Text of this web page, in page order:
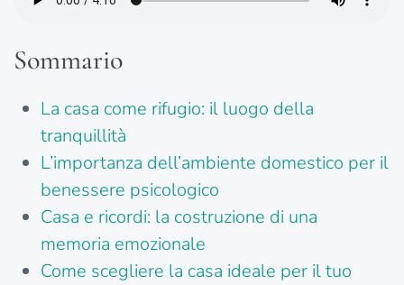
Sommario
La casa come rifugio: il luogo della
tranquillità
L’importanza dell’ambiente domestico per il
benessere psicologico
Casa e ricordi: la costruzione di una
memoria emozionale
Come scegliere la casa ideale per il tuo